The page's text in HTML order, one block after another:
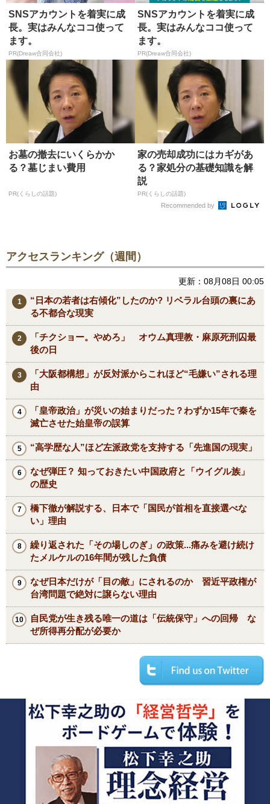
SNSアカウントを着実に成
長。実はみんなココ使って
ます。
PR(Dreaw合同会社)
SNSアカウントを着実に成
長。実はみんなココ使って
ます。
PR(Dreaw合同会社)
お墓の撤去にいくらかか
る？墓じまい費用
PR(くらしの話題)
家の売却成功にはカギがあ
る？家処分の基礎知識を解
説
PR(くらしの話題)
Recommended by
アクセスランキング（週間）
更新：08月08日 00:05
“日本の若者は右傾化”したのか? リベラル台頭の裏にあ
る不都合な現実
「チクショー。やめろ」 オウム真理教・麻原死刑囚最
後の日
「大阪都構想」が反対派からこれほど“毛嫌い”される理
由
「皇帝政治」が災いの始まりだった？わずか15年で秦を
滅亡させた始皇帝の誤算
“高学歴な人”ほど左派政党を支持する「先進国の現実」
なぜ弾圧？ 知っておきたい中国政府と「ウイグル族」
の歴史
橋下徹が解説する、日本で「国民が首相を直接選べな
い」理由
繰り返された「その場しのぎ」の政策...痛みを避け続け
たメルケルの16年間が残した負債
なぜ日本だけが「目の敵」にされるのか 習近平政権が
台湾問題で絶対に譲らない理由
自民党が生き残る唯一の道は「伝統保守」への回帰 な
ぜ所得再分配が必要か